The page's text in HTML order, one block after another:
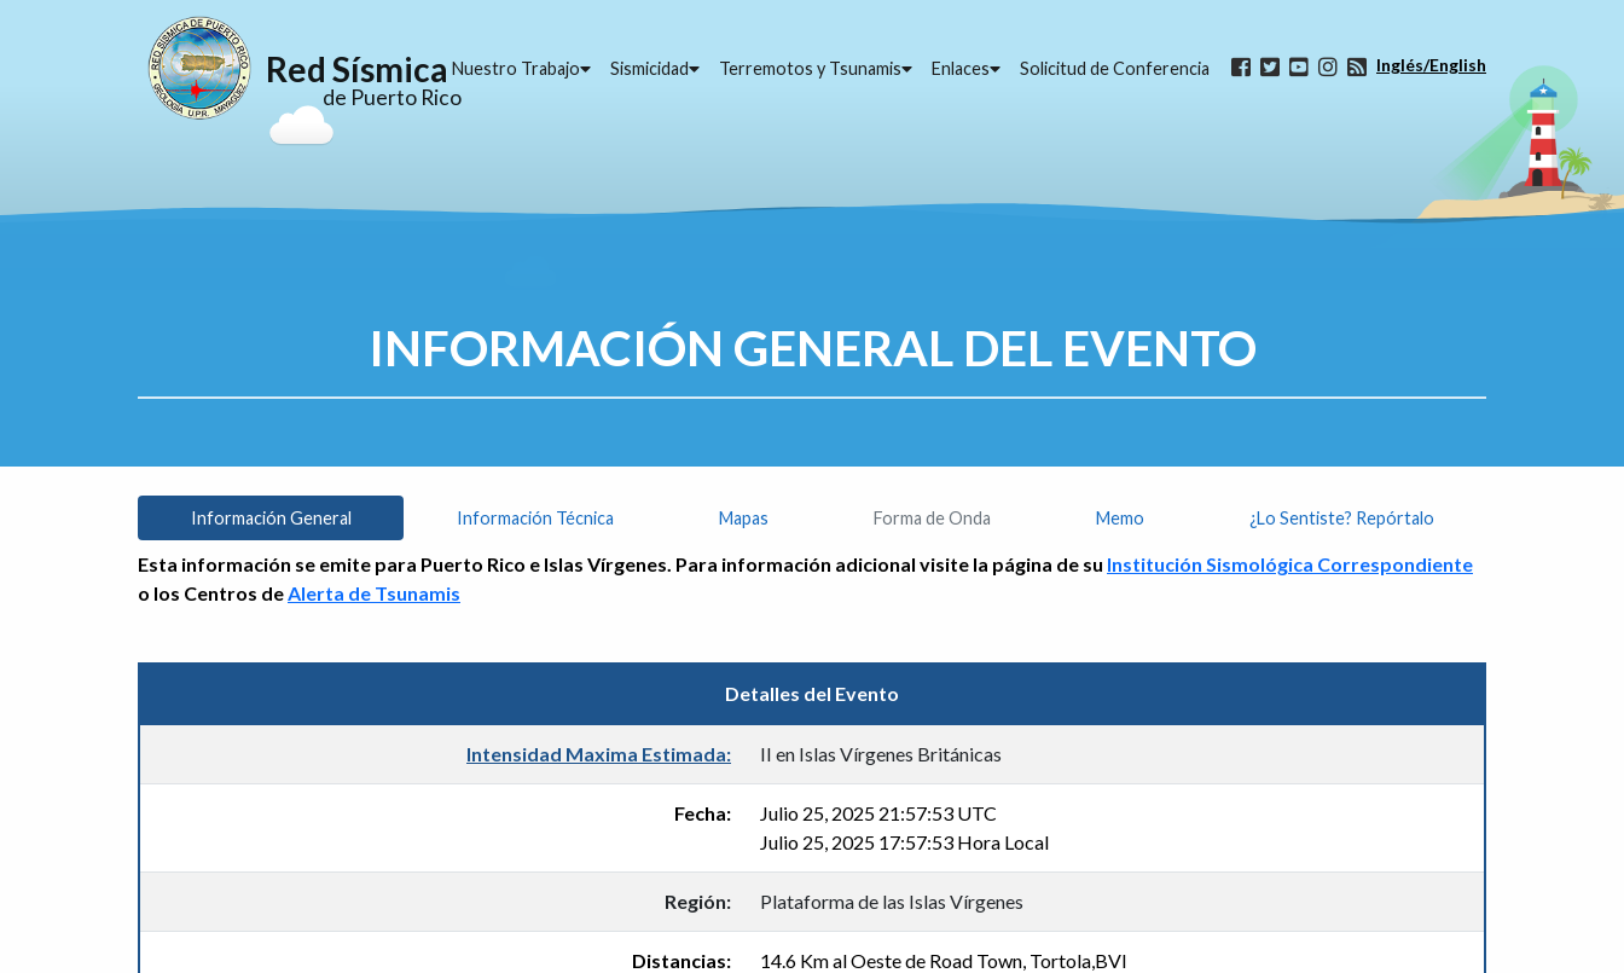
Red Sísmica
de Puerto Rico
Nuestro Trabajo Sismicidad Terremotos y Tsunamis Enlaces Solicitud de Conferencia Inglés/English
INFORMACIÓN GENERAL DEL EVENTO
Información General Información Técnica Mapas Forma de Onda Memo ¿Lo Sentiste? Repórtalo
Esta información se emite para Puerto Rico e Islas Vírgenes. Para información adicional visite la página de su Institución Sismológica Correspondiente
o los Centros deAlerta de Tsunamis
Detalles del Evento
Intensidad Maxima Estimada: II en Islas Vírgenes Británicas
Fecha:
Julio 25, 2025 21:57:53 UTC
Julio 25, 2025 17:57:53 Hora Local
Región: Plataforma de las Islas Vírgenes
Distancias:
14.6 Km al Oeste de Road Town, Tortola,BVI